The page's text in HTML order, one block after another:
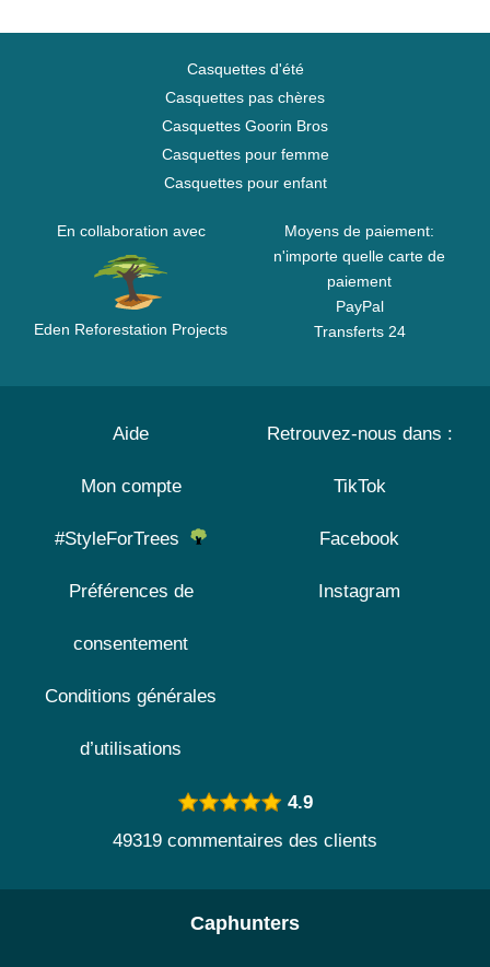
Casquettes d'été
Casquettes pas chères
Casquettes Goorin Bros
Casquettes pour femme
Casquettes pour enfant
En collaboration avec
Eden Reforestation Projects
Moyens de paiement:
n'importe quelle carte de
paiement
PayPal
Transferts 24
Aide
Mon compte
#StyleForTrees
Préférences de
consentement
Conditions générales
d’utilisations
Retrouvez-nous dans :
TikTok
Facebook
Instagram
4.9
49319 commentaires des clients
Caphunters